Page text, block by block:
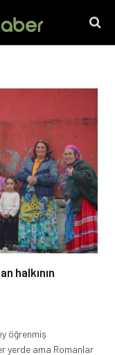
halkının
öğrenmiş
yerde ama Romanlar